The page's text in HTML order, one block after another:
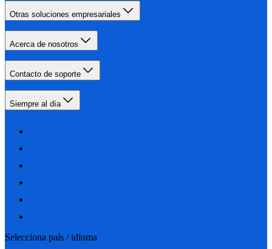
Otras soluciones empresariales
Acerca de nosotros
Contacto de soporte
Siempre al día
Selecciona país / idioma